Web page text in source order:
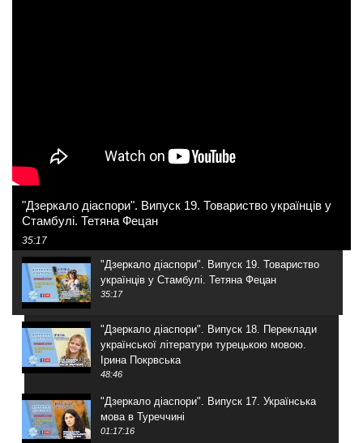
"Дзеркало діаспори". Випуск 19. Товариство українців у
Стамбулі. Тетяна Фецан
35:17
"Дзеркало діаспори". Випуск 19. Товариство
українців у Стамбулі. Тетяна Фецан
35:17
"Дзеркало діаспори". Випуск 18. Переклади
української літератури турецькою мовою.
Ірина Покрвська
48:46
"Дзеркало діаспори". Випуск 17. Українська
мова в Туреччині
01:17:16